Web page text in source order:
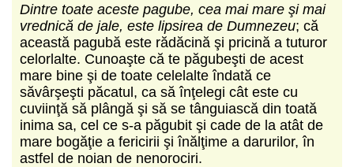
Dintre toate aceste pagube, cea mai mare şi mai
vrednică de jale, este lipsirea de Dumnezeu; că
această pagubă este rădăcină şi pricină a tuturor
celorlalte. Cunoaşte că te păgubeşti de acest
mare bine şi de toate celelalte îndată ce
săvârşeşti păcatul, ca să înţelegi cât este cu
cuviinţă să plângă şi să se tânguiască din toată
inima sa, cel ce s-a păgubit şi cade de la atât de
mare bogăţie a fericirii şi înălţime a darurilor, în
astfel de noian de nenorociri.